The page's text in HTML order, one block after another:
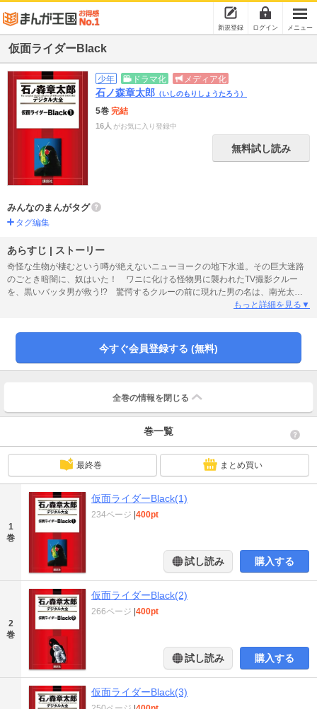
新規登録 ログイン メニュー
仮面ライダーBlack
少年 ドラマ化 メディア化
石ノ森章太郎 （いしのもりしょうたろう）
5巻 完結
16人 がお気に入り登録中
無料試し読み
みんなのまんがタグ
タグ編集
あらすじ | ストーリー
奇怪な生物が棲むという噂が絶えないニューヨークの地下水道。その巨大迷路
のごとき暗闇に、奴はいた！ ワニに化ける怪物男に襲われたTV撮影クルー
を、黒いバッタ男が救う!? 驚愕するクルーの前に現れた男の名は、南光太
郎。日本人であることと自分の名、そしてどこからか逃げてきた事以外の記憶
世界へ……!? 次の目的地はパリ、オペラ座！
もっと詳細を見る▼
今すぐ会員登録する (無料)
全巻の情報を 閉じる
巻一覧
最終巻 まとめ買い
1
巻
仮面ライダーBlack(1)
234ページ 400pt
試し読み 購入する
2
巻
仮面ライダーBlack(2)
266ページ 400pt
試し読み 購入する
仮面ライダーBlack(3)